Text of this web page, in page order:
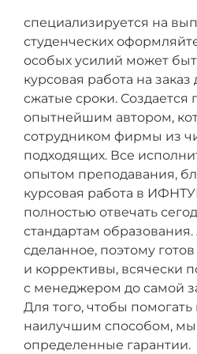
специализируется на
студенческих
особых усилий может
курсовая работа на
сжатые сроки. Создается
опытнейшим автором,
сотрудником фирмы из
подходящих. Все
опытом преподавания,
курсовая работа в
полностью отвечать
стандартам образования.
сделанное, поэтому
и коррективы, всячески
с менеджером до самой
Для того, чтобы
наилучшим способом, мы
определенные гарантии.